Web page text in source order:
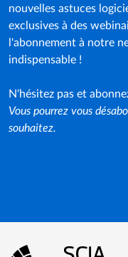
nouvelles astuces
exclusives à des
l'abonnement à notre
indispensable !
N'hésitez pas et
Vous pourrez vous
souhaitez.
Menu Pied de page